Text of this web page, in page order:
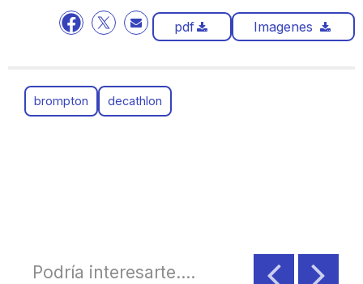
pdf Imagenes
brompton decathlon
Podría interesarte....